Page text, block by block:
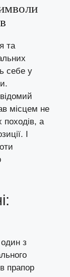
та
себе у
місцем не
походів, а
І
з
прапор